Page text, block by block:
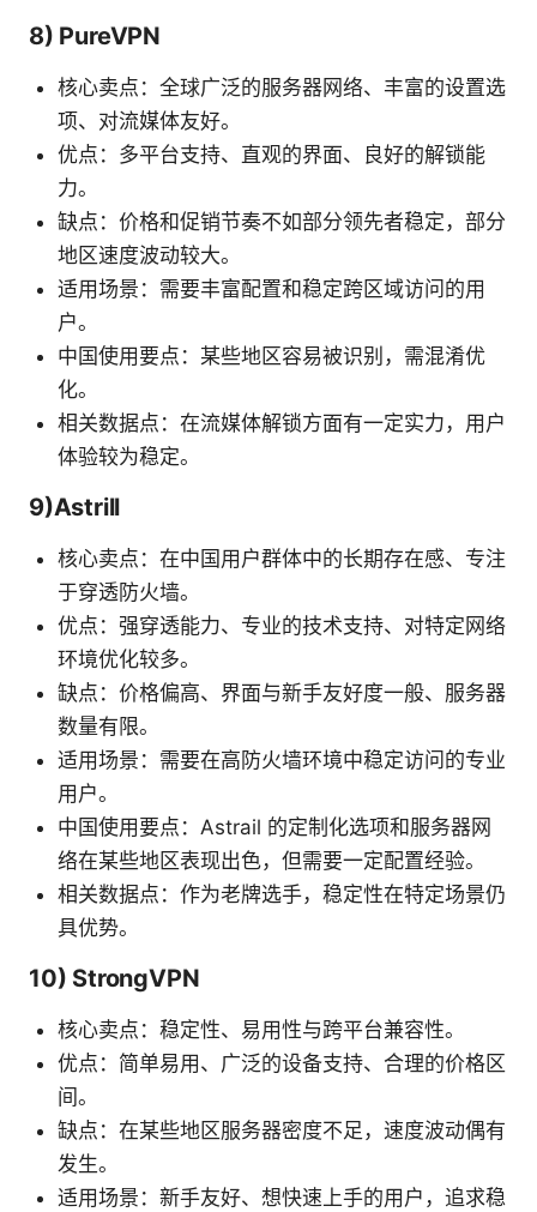
8) PureVPN
核心卖点：全球广泛的服务器网络、丰富的设置选
项、对流媒体友好。
优点：多平台支持、直观的界面、良好的解锁能
力。
缺点：价格和促销节奏不如部分领先者稳定，部分
地区速度波动较大。
适用场景：需要丰富配置和稳定跨区域访问的用
户。
中国使用要点：某些地区容易被识别，需混淆优
化。
相关数据点：在流媒体解锁方面有一定实力，用户
体验较为稳定。
9)Astrill
核心卖点：在中国用户群体中的长期存在感、专注
于穿透防火墙。
优点：强穿透能力、专业的技术支持、对特定网络
环境优化较多。
缺点：价格偏高、界面与新手友好度一般、服务器
数量有限。
适用场景：需要在高防火墙环境中稳定访问的专业
用户。
中国使用要点：Astrail 的定制化选项和服务器网
络在某些地区表现出色，但需要一定配置经验。
相关数据点：作为老牌选手，稳定性在特定场景仍
具优势。
10) StrongVPN
核心卖点：稳定性、易用性与跨平台兼容性。
优点：简单易用、广泛的设备支持、合理的价格区
间。
缺点：在某些地区服务器密度不足，速度波动偶有
发生。
适用场景：新手友好、想快速上手的用户，追求稳